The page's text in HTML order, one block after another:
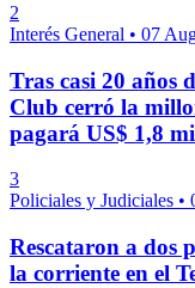
2
Interés General • 07
Tras casi 20 años
Club cerró la
pagará US$ 1,8
3
Policiales y Judiciales •
Rescataron a dos
la corriente en el